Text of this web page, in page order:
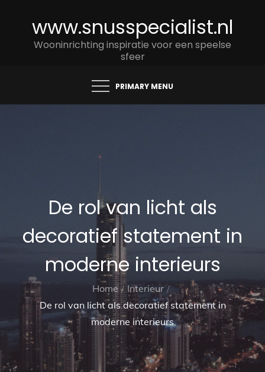
www.snusspecialist.nl
Wooninrichting inspiratie voor een speelse
sfeer
PRIMARY MENU
De rol van licht als
decoratief statement in
moderne interieurs
Home
Interieur
De rol van licht als decoratief statement in
moderne interieurs